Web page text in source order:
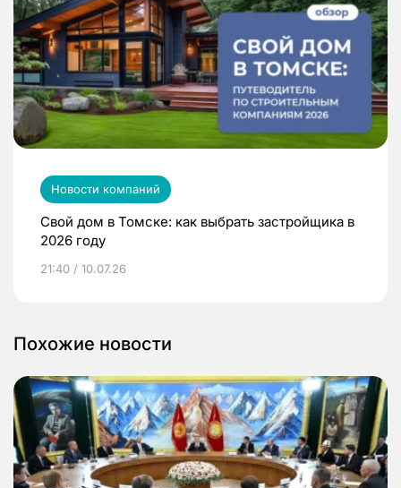
Новости компаний
Свой дом в Томске: как выбрать застройщика в
2026 году
21:40 / 10.07.26
Похожие новости